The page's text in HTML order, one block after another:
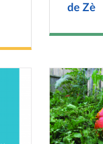
de Zè